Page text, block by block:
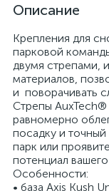
Описание
Крепления для
парковой
двумя стрепами,
материалов,
и поворачивать
Стрепы
равномерно
посадку и точный
парк или
потенциал
Особенности:
• база Axis Kush